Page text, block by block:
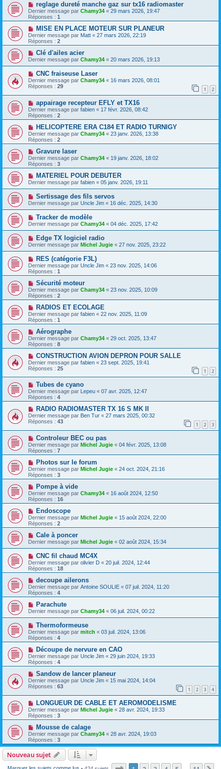
reglage dureté manche gaz sur tx16 radiomaster
Dernier message par Chamy34 « 29 mars 2026, 19:47
Réponses : 1
MISE EN PLACE MOTEUR SUR PLANEUR
Dernier message par Matt « 27 mars 2026, 22:19
Réponses : 2
Clé d'ailes acier
Dernier message par Chamy34 « 20 mars 2026, 19:13
CNC fraiseuse Laser
Dernier message par Chamy34 « 16 mars 2026, 08:01
Réponses : 29 1 2
appairage recepteur EFLY et TX16
Dernier message par fabien « 17 févr. 2026, 08:42
Réponses : 2
HELICOPTERE ERA C184 ET RADIO TURNIGY
Dernier message par Chamy34 « 23 janv. 2026, 13:38
Réponses : 2
Gravure laser
Dernier message par Chamy34 « 19 janv. 2026, 18:02
Réponses : 3
MATERIEL POUR DEBUTER
Dernier message par fabien « 05 janv. 2026, 19:11
Sertissage des fils servos
Dernier message par Uncle Jim « 16 déc. 2025, 14:30
Tracker de modèle
Dernier message par Chamy34 « 04 déc. 2025, 17:42
Edge TX logiciel radio
Dernier message par Michel Jugie « 27 nov. 2025, 23:22
RES (catégorie F3L)
Dernier message par Uncle Jim « 23 nov. 2025, 14:06
Réponses : 1
Sécurité moteur
Dernier message par Chamy34 « 23 nov. 2025, 10:09
Réponses : 2
RADIOS ET ECOLAGE
Dernier message par fabien « 22 nov. 2025, 11:09
Réponses : 1
Aérographe
Dernier message par Chamy34 « 29 oct. 2025, 13:47
Réponses : 8
CONSTRUCTION AVION DEPRON POUR SALLE
Dernier message par fabien « 23 sept. 2025, 19:41
Réponses : 25 1 2
Tubes de cyano
Dernier message par Lepeu « 07 avr. 2025, 12:47
Réponses : 4
RADIO RADIOMASTER TX 16 S MK II
Dernier message par Ben Tur « 27 mars 2025, 00:32
Réponses : 43 1 2 3
Controleur BEC ou pas
Dernier message par Michel Jugie « 04 févr. 2025, 13:08
Réponses : 7
Photos sur le forum
Dernier message par Michel Jugie « 24 oct. 2024, 21:16
Réponses : 3
Pompe à vide
Dernier message par Chamy34 « 16 août 2024, 12:50
Réponses : 16
Endoscope
Dernier message par Michel Jugie « 15 août 2024, 22:00
Réponses : 2
Cale à poncer
Dernier message par Michel Jugie « 02 août 2024, 15:34
CNC fil chaud MC4X
Dernier message par olivier D « 20 juil. 2024, 12:44
Réponses : 18
decoupe ailerons
Dernier message par Antoine SOULIE « 07 juil. 2024, 11:20
Réponses : 4
Parachute
Dernier message par Chamy34 « 06 juil. 2024, 00:22
Thermoformeuse
Dernier message par mitch « 03 juil. 2024, 13:06
Réponses : 4
Découpe de nervure en CAO
Dernier message par Uncle Jim « 29 juin 2024, 19:33
Réponses : 4
Sandow de lancer planeur
Dernier message par Uncle Jim « 15 mai 2024, 14:04
Réponses : 63 1 2 3 4
LONGUEUR DE CABLE ET AEROMODELISME
Dernier message par Michel Jugie « 28 avr. 2024, 19:33
Réponses : 3
Mousse de calage
Dernier message par Chamy34 « 28 avr. 2024, 19:03
Réponses : 3
Nouveau sujet